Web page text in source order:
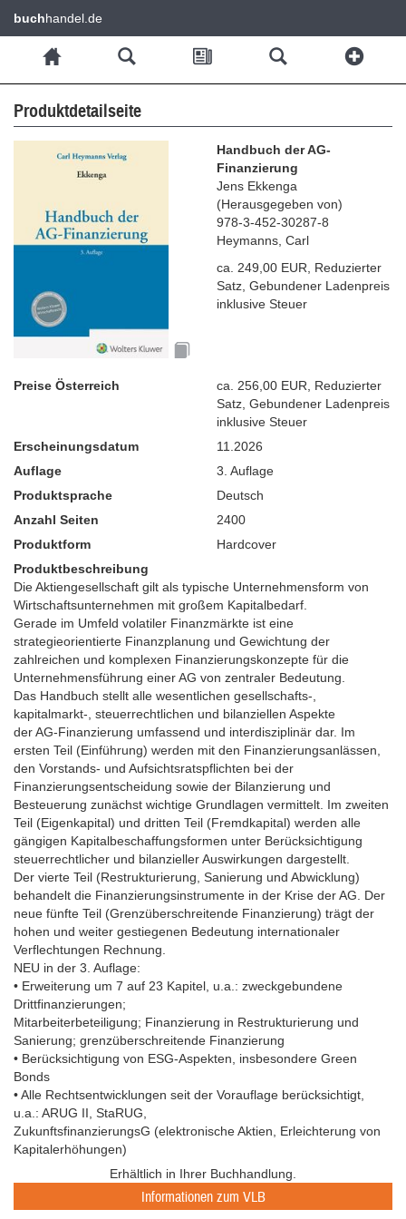
buchhandel.de
Produktdetailseite
Handbuch der AG-
Finanzierung
Jens Ekkenga
(Herausgegeben von)
978-3-452-30287-8
Heymanns, Carl
ca.
249,00 EUR
Reduzierter
Satz Gebundener Ladenpreis
inklusive Steuer
Preise Österreich ca. 256,00 EUR, Reduzierter
Satz, Gebundener Ladenpreis
inklusive Steuer
Erscheinungsdatum
11.2026
Auflage
3. Auflage
Produktsprache
Deutsch
Anzahl Seiten
2400
Produktform
Hardcover
Produktbeschreibung
Die Aktiengesellschaft gilt als typische Unternehmensform von
Wirtschaftsunternehmen mit großem Kapitalbedarf.
Gerade im Umfeld volatiler Finanzmärkte ist eine
strategieorientierte Finanzplanung und Gewichtung der
zahlreichen und komplexen Finanzierungskonzepte für die
Unternehmensführung einer AG von zentraler Bedeutung.
Das Handbuch stellt alle wesentlichen gesellschafts-,
kapitalmarkt-, steuerrechtlichen und bilanziellen Aspekte
der AG-Finanzierung umfassend und interdisziplinär dar. Im
ersten Teil (Einführung) werden mit den Finanzierungsanlässen,
den Vorstands- und Aufsichtsratspflichten bei der
Finanzierungsentscheidung sowie der Bilanzierung und
Besteuerung zunächst wichtige Grundlagen vermittelt. Im zweiten
Teil (Eigenkapital) und dritten Teil (Fremdkapital) werden alle
gängigen Kapitalbeschaffungsformen unter Berücksichtigung
steuerrechtlicher und bilanzieller Auswirkungen dargestellt.
Der vierte Teil (Restrukturierung, Sanierung und Abwicklung)
behandelt die Finanzierungsinstrumente in der Krise der AG. Der
neue fünfte Teil (Grenzüberschreitende Finanzierung) trägt der
hohen und weiter gestiegenen Bedeutung internationaler
Verflechtungen Rechnung.
NEU in der 3. Auflage:
• Erweiterung um 7 auf 23 Kapitel, u.a.: zweckgebundene
Drittfinanzierungen;
Mitarbeiterbeteiligung; Finanzierung in Restrukturierung und
Sanierung; grenzüberschreitende Finanzierung
• Berücksichtigung von ESG-Aspekten, insbesondere Green
Bonds
• Alle Rechtsentwicklungen seit der Vorauflage berücksichtigt,
u.a.: ARUG II, StaRUG,
ZukunftsfinanzierungsG (elektronische Aktien, Erleichterung von
Kapitalerhöhungen)
Erhältlich in Ihrer Buchhandlung.
Informationen zum VLB